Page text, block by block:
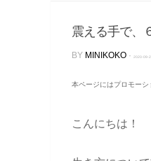
震える手で、
BY MINIKOKO · 2020-09-
本ページにはプロモーシ
こんにちは！